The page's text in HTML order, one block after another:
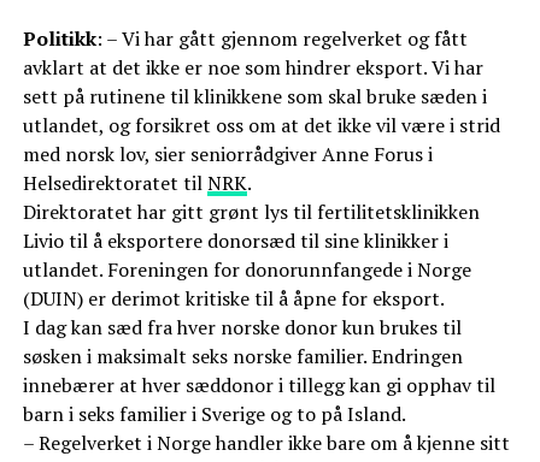
Politikk: – Vi har gått gjennom regelverket og fått
avklart at det ikke er noe som hindrer eksport. Vi har
sett på rutinene til klinikkene som skal bruke sæden i
utlandet, og forsikret oss om at det ikke vil være i strid
med norsk lov, sier seniorrådgiver Anne Forus i
Helsedirektoratet tilNRK.
Direktoratet har gitt grønt lys til fertilitetsklinikken
Livio til å eksportere donorsæd til sine klinikker i
utlandet. Foreningen for donorunnfangede i Norge
(DUIN) er derimot kritiske til å åpne for eksport.
I dag kan sæd fra hver norske donor kun brukes til
søsken i maksimalt seks norske familier. Endringen
innebærer at hver sæddonor i tillegg kan gi opphav til
barn i seks familier i Sverige og to på Island.
– Regelverket i Norge handler ikke bare om å kjenne sitt